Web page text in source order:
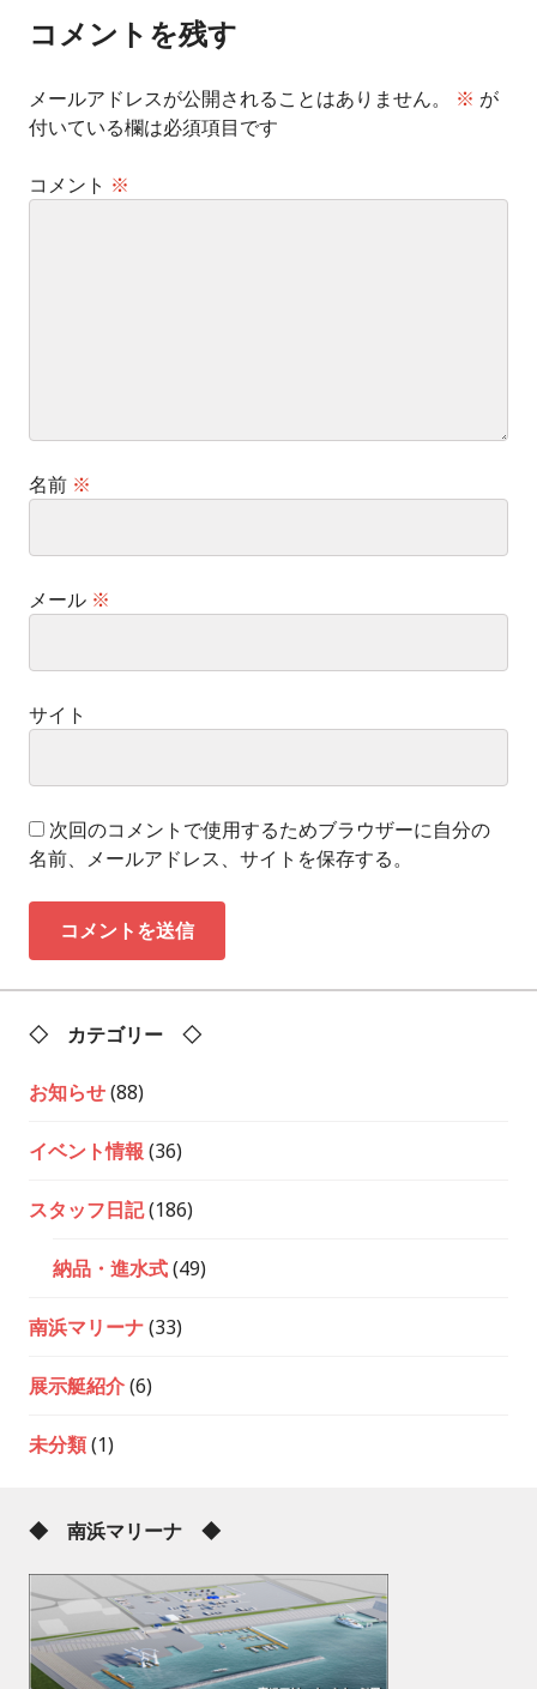
シ
ョ
コメントを残す
メールアドレスが公開されることはありません。 ※ が
付いている欄は必須項目です
コメント ※
名前 ※
メール ※
サイト
次回のコメントで使用するためブラウザーに自分の
名前、メールアドレス、サイトを保存する。
◇ カテゴリー ◇
お知らせ(88)
イベント情報 (36)
スタッフ日記(186)
納品・進水式(49)
南浜マリーナ(33)
展示艇紹介(6)
未分類(1)
◆ 南浜マリーナ ◆